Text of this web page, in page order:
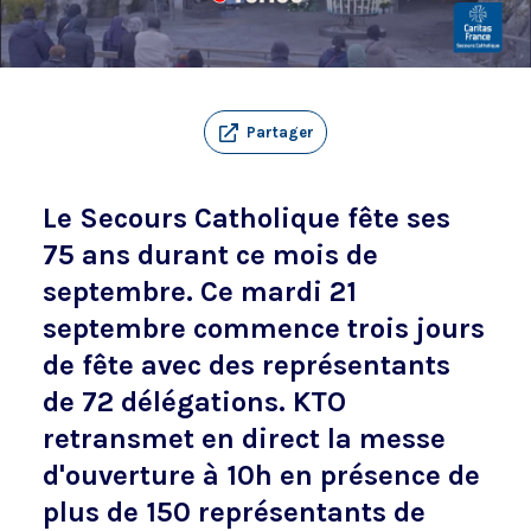
Partager
Le Secours Catholique fête ses
75 ans durant ce mois de
septembre. Ce mardi 21
septembre commence trois jours
de fête avec des représentants
de 72 délégations. KTO
retransmet en direct la messe
d'ouverture à 10h en présence de
plus de 150 représentants de